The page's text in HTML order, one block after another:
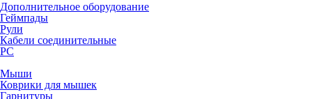
Дополнительное оборудование
Геймпады
Рули
Кабели соединительные
PC
Мыши
Коврики для мышек
Гарнитуры